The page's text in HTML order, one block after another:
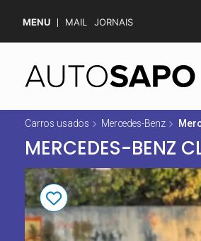
MENU MAIL JORNAIS
Carros usados Mercedes-Benz
MERCEDES-BENZ